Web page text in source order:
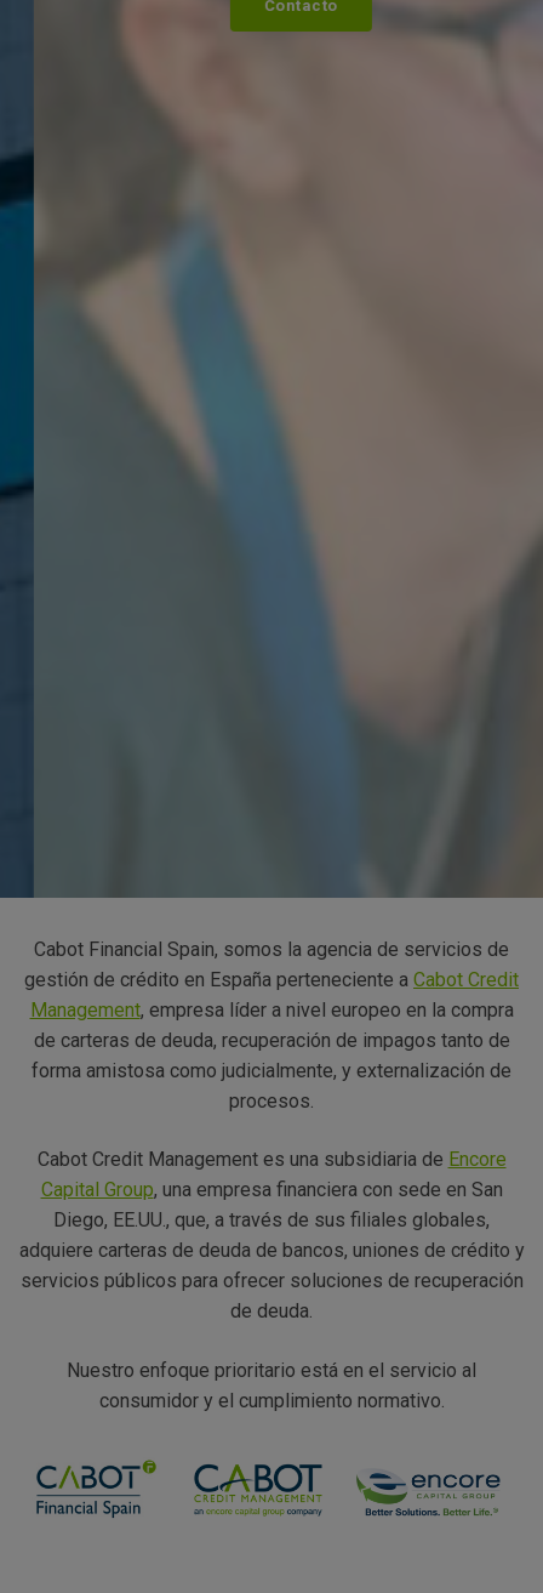
Contacto
Cabot Financial Spain, somos la agencia de servicios de
gestión de crédito en España perteneciente a Cabot Credit
Management, empresa líder a nivel europeo en la compra
de carteras de deuda, recuperación de impagos tanto de
forma amistosa como judicialmente, y externalización de
procesos.
Cabot Credit Management es una subsidiaria de Encore
Capital Group, una empresa financiera con sede en San
Diego, EE.UU., que, a través de sus filiales globales,
adquiere carteras de deuda de bancos, uniones de crédito y
servicios públicos para ofrecer soluciones de recuperación
de deuda.
Nuestro enfoque prioritario está en el servicio al
consumidor y el cumplimiento normativo.